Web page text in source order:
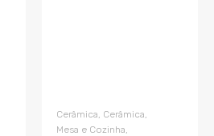
Cerâmica Cerâmica
Mesa e Cozinha